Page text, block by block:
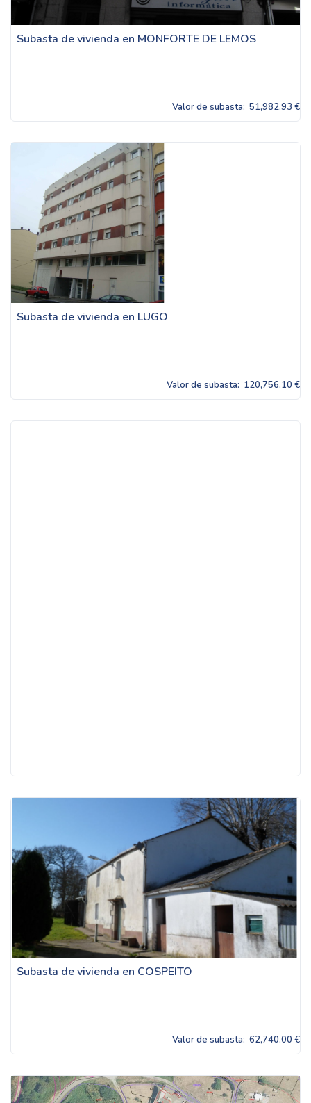
Subasta de vivienda en MONFORTE DE LEMOS
Valor de subasta: 51,982.93 €
Subasta de vivienda en LUGO
Valor de subasta: 120,756.10 €
Subasta de vivienda en COSPEITO
Valor de subasta: 62,740.00 €